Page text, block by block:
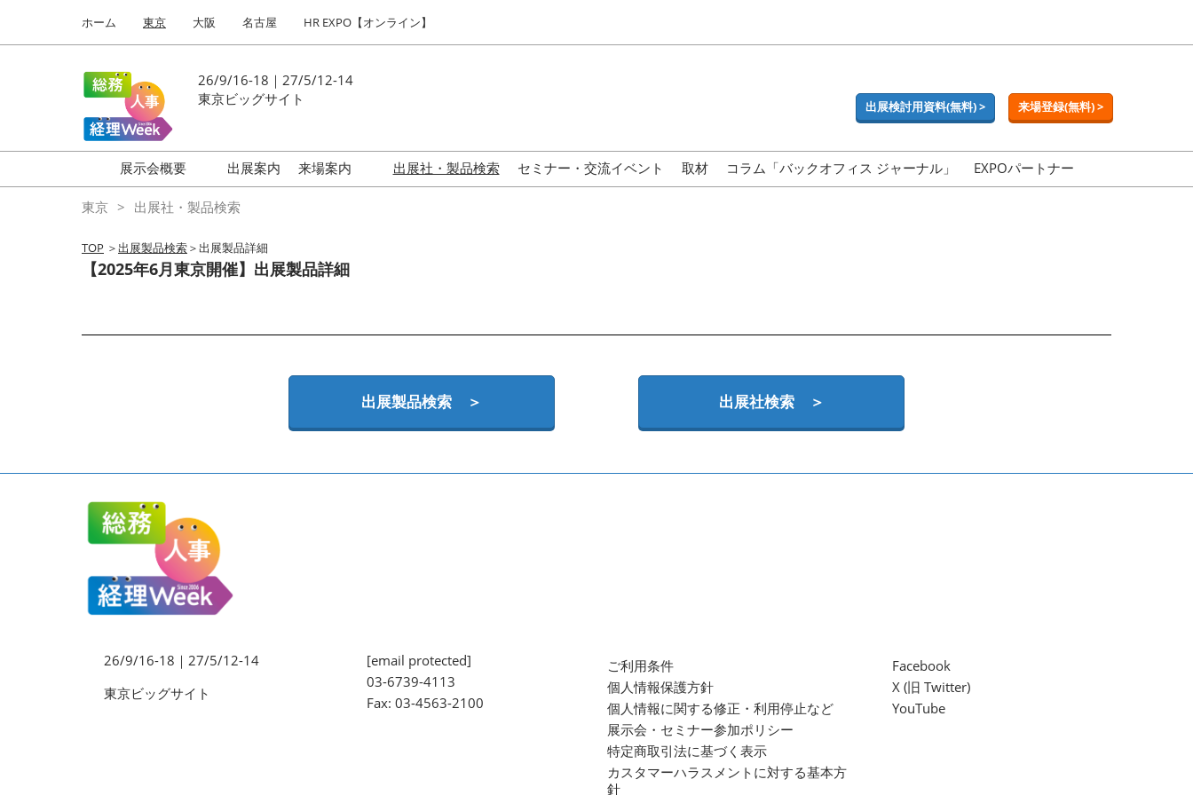
キ
プ
し
て
進
to
ホーム 東京 大阪 名古屋 HR EXPO【オンライン】
26/9/16-18｜27/5/12-14
東京ビッグサイト
出展検討用資料(無料) > 来場登録(無料) >
展示会概要
働き方改革 EXPO
福利厚生 EXPO
ワークプレイス改革EXPO
【9月より】バックオフィス
AIエージェント EXPO
【9月】展示会概要
出展案内
来場案内
出展社・製品検索 セミナー・交流イベント 取材 コラム「バックオフィス ジャーナル」 EXPOパートナー
東京 出展社・製品検索
TOP ＞出展製品検索＞出展製品詳細
【2025年6月東京開催】出展製品詳細
出展製品検索 ＞ 出展社検索 ＞
26/9/16-18｜27/5/12-14
東京ビッグサイト
[email protected]
03-6739-4113
Fax: 03-4563-2100
ご利用条件
個人情報保護方針
個人情報に関する修正・利用停止など
展示会・セミナー参加ポリシー
特定商取引法に基づく表示
カスタマーハラスメントに対する基本方
針
Facebook
X (旧 Twitter)
YouTube